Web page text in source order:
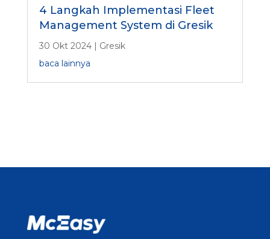
4 Langkah Implementasi Fleet
Management System di Gresik
30 Okt 2024| Gresik
baca lainnya